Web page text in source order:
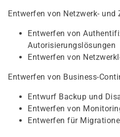
Entwerfen von Netzwerk- und
Entwerfen von
Autorisierungslösungen
Entwerfen von
Entwerfen von Business-
Entwurf Backup und
Entwerfen von
Entwerfen für